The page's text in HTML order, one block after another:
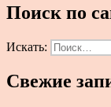
Поиск по
Искать:
Свежие